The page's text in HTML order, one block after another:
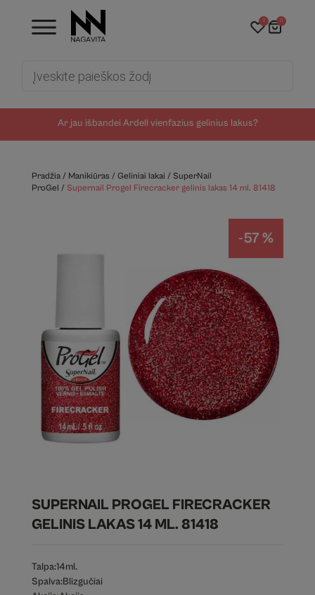
Ar jau išbandei Ardell vienfazius gelinius lakus?
0 0
Pradžia/ Manikiūras/ Geliniai lakai / SuperNail
ProGel / Supernail Progel Firecracker gelinis lakas 14 ml. 81418
-57 %
SUPERNAIL PROGEL FIRECRACKER
GELINIS LAKAS 14 ML. 81418
Talpa:14ml.
Spalva:Blizgučiai